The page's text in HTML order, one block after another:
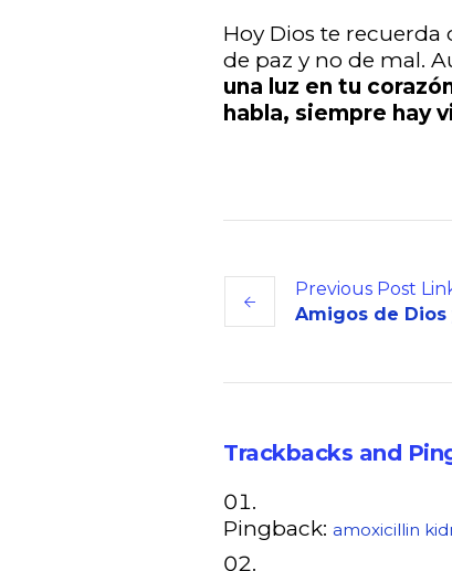
Hoy Dios te recuerda
de paz y no de mal.
una luz en tu
habla, siempre hay
Previous Post
Amigos de Dios
Trackbacks and
Pingback: amoxicillin